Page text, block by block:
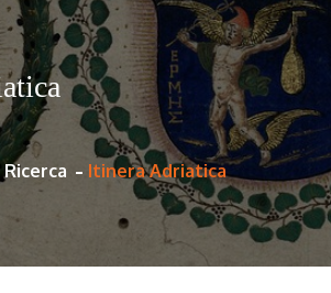
Itinera Adriatica